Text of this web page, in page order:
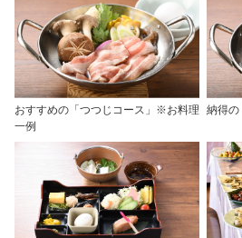
おすすめの「つつじコース」※お料理
一例
納得